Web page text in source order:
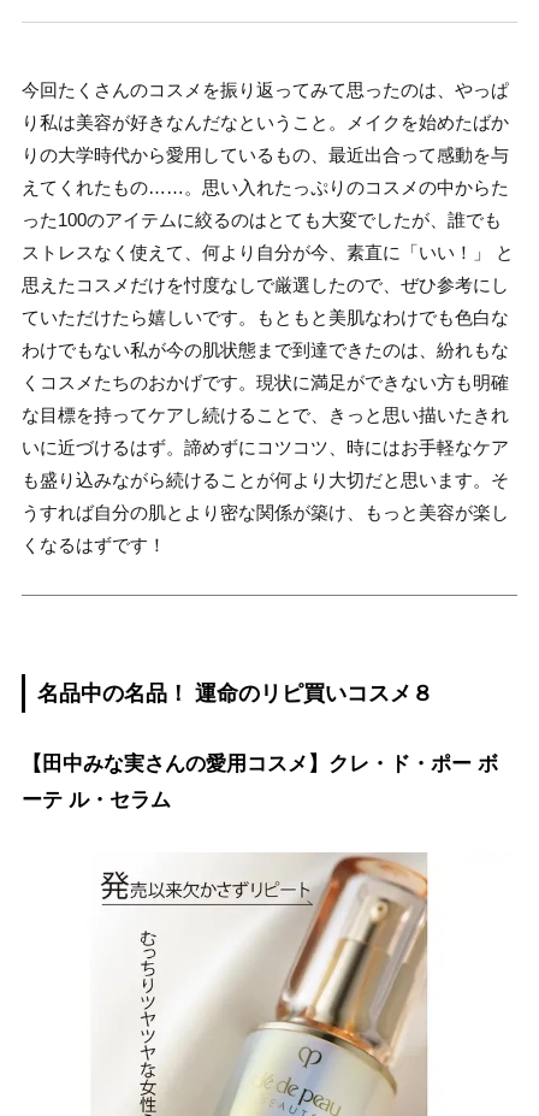
今回たくさんのコスメを振り返ってみて思ったのは、やっぱ
り私は美容が好きなんだなということ。メイクを始めたばか
りの大学時代から愛用しているもの、最近出合って感動を与
えてくれたもの……。思い入れたっぷりのコスメの中からた
った100のアイテムに絞るのはとても大変でしたが、誰でも
ストレスなく使えて、何より自分が今、素直に「いい！」 と
思えたコスメだけを忖度なしで厳選したので、ぜひ参考にし
ていただけたら嬉しいです。もともと美肌なわけでも色白な
わけでもない私が今の肌状態まで到達できたのは、紛れもな
くコスメたちのおかげです。現状に満足ができない方も明確
な目標を持ってケアし続けることで、きっと思い描いたきれ
いに近づけるはず。諦めずにコツコツ、時にはお手軽なケア
も盛り込みながら続けることが何より大切だと思います。そ
うすれば自分の肌とより密な関係が築け、もっと美容が楽し
くなるはずです！
名品中の名品！ 運命のリピ買いコスメ８
【田中みな実さんの愛用コスメ】クレ・ド・ポー ボ
ーテ ル・セラム